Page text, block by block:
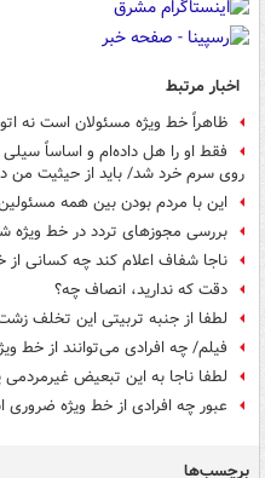
اخبار مرتبط
ظاهراً خط ویژه مسئولان است نه
فقط او را هل داده‌ام و اساساً
روی سرم خرد شد/ باید از حیثیت من
این با مردم بودن بین همه
بررسی مجوزهای تردد در خط ویژه
ناجا شفاف اعلام کند چه کسانی از
دقت که ندارید، انصاف چه؟
لطفا از جنبه تربیتی این تخلف
فیلم/ چه افرادی می‌توانند از خط
لطفا ناجا به این تبعیض غیرمردمی
عبور چه افرادی از خط ویژه
برچسب‌ها